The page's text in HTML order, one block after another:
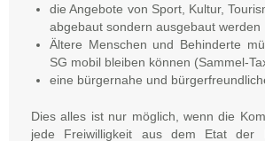
die Angebote von Sport, Kultur,
abgebaut sondern ausgebaut werden
Ältere Menschen und Behinderte
SG mobil bleiben können (Sammel-
eine bürgernahe und
Dies alles ist nur möglich, wenn die
jede Freiwilligkeit aus dem Etat der